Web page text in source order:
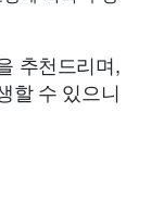
추천드리며,
할 수 있으니